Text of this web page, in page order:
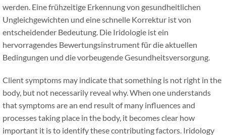
werden. Eine frühzeitige Erkennung von gesundheitlichen
Ungleichgewichten und eine schnelle Korrektur ist von
entscheidender Bedeutung. Die Iridologie ist ein
hervorragendes Bewertungsinstrument für die aktuellen
Bedingungen und die vorbeugende Gesundheitsversorgung.
Client symptoms may indicate that something is not right in the
body, but not necessarily reveal why. When one understands
that symptoms are an end result of many influences and
processes taking place in the body, it becomes clear how
important it is to identify these contributing factors. Iridology